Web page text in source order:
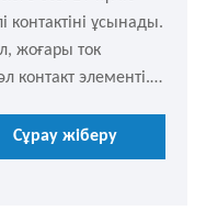
контактіні ұсынады.
жоғары ток
контакт элементі.
дәл CNC орау
Қажет болса,
Сұрау жіберу